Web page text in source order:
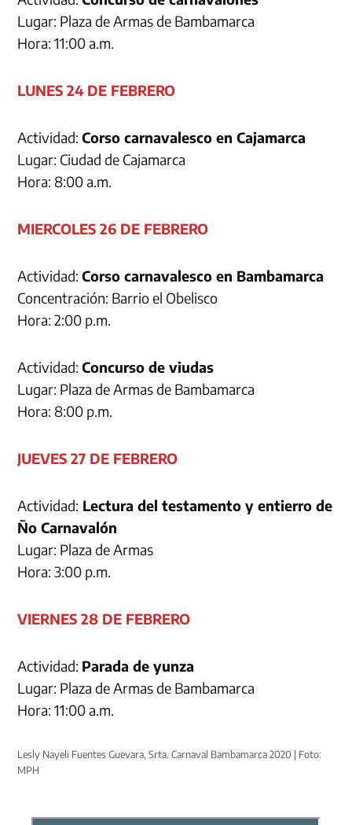
Lugar: Plaza de Armas de Bambamarca
Hora: 11:00 a.m.
LUNES 24 DE FEBRERO
Actividad:Corso carnavalesco en Cajamarca
Lugar: Ciudad de Cajamarca
Hora: 8:00 a.m.
MIERCOLES 26 DE FEBRERO
Actividad:Corso carnavalesco en Bambamarca
Concentración: Barrio el Obelisco
Hora: 2:00 p.m.
Actividad:Concurso de viudas
Lugar: Plaza de Armas de Bambamarca
Hora: 8:00 p.m.
JUEVES 27 DE FEBRERO
Actividad: Lectura del testamento y entierro de
Ño Carnavalón
Lugar: Plaza de Armas
Hora: 3:00 p.m.
VIERNES 28 DE FEBRERO
Actividad: Parada de yunza
Lugar: Plaza de Armas de Bambamarca
Hora: 11:00 a.m.
Lesly Nayeli Fuentes Guevara, Srta. Carnaval Bambamarca 2020 | Foto:
MPH